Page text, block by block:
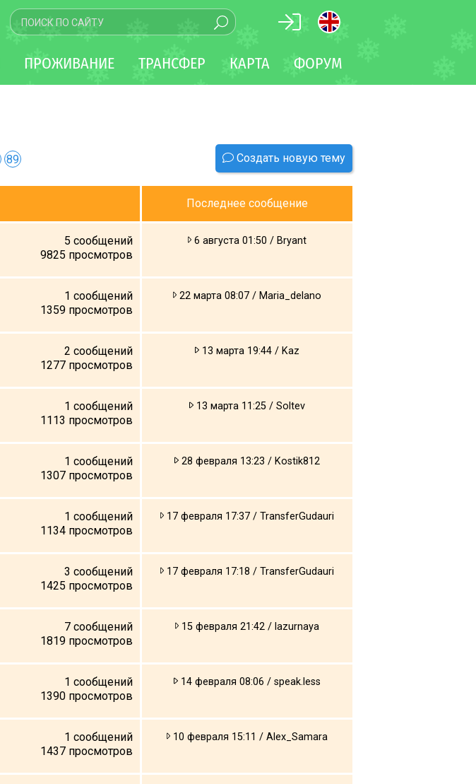
ПРОЖИВАНИЕ ТРАНСФЕР КАРТА ФОРУМ
89 Создать новую тему
Последнее сообщение
5 сообщений
9825 просмотров
6 августа 01:50 / Bryant
1 сообщений
1359 просмотров
22 марта 08:07 / Maria_delano
2 сообщений
1277 просмотров
13 марта 19:44 / Kaz
1 сообщений
1113 просмотров
13 марта 11:25 / Soltev
1 сообщений
1307 просмотров
28 февраля 13:23 / Kostik812
1 сообщений
1134 просмотров
17 февраля 17:37 / TransferGudauri
3 сообщений
1425 просмотров
17 февраля 17:18 / TransferGudauri
7 сообщений
1819 просмотров
15 февраля 21:42 / lazurnaya
1 сообщений
1390 просмотров
14 февраля 08:06 / speak.less
1 сообщений
1437 просмотров
10 февраля 15:11 / Alex_Samara